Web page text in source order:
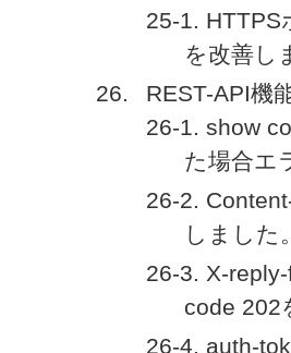
25-1.
を改善し
REST-API機
26-1. show
た場合エ
26-2.
しました
26-3. X-
code 202
26-4. auth-